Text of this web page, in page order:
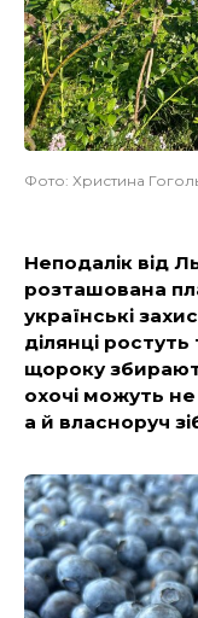
Фото: Христина
Неподалік від
розташована
українські
ділянці ростуть
щороку
охочі можуть
а й власноруч